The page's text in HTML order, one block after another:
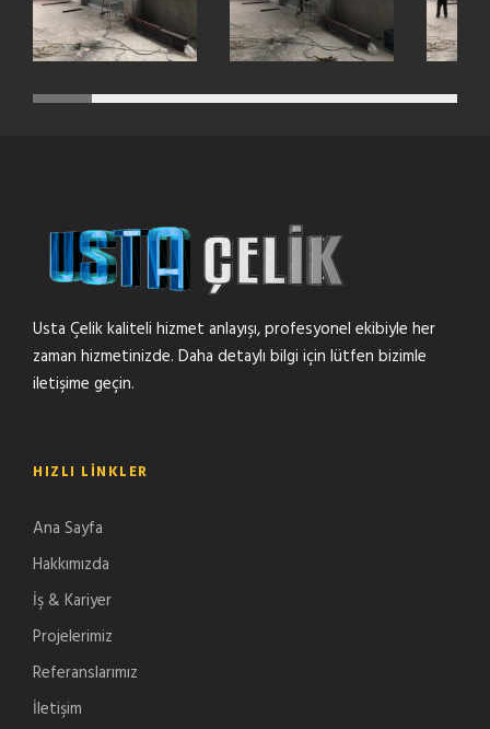
Usta Çelik kaliteli hizmet anlayışı, profesyonel ekibiyle her
zaman hizmetinizde. Daha detaylı bilgi için lütfen bizimle
iletişime geçin.
HIZLI LINKLER
Ana Sayfa
Hakkımızda
İş & Kariyer
Projelerimiz
Referanslarımız
İletişim